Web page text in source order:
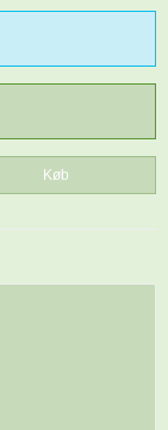
Køb